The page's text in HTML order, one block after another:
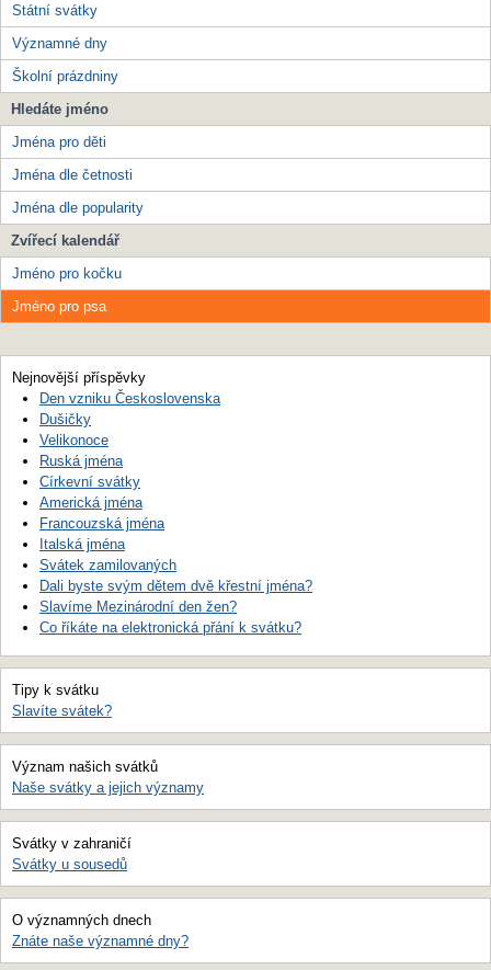
Státní svátky
Významné dny
Školní prázdniny
Hledáte jméno
Jména pro děti
Jména dle četnosti
Jména dle popularity
Zvířecí kalendář
Jméno pro kočku
Jméno pro psa
Nejnovější příspěvky
Den vzniku Československa
Dušičky
Velikonoce
Ruská jména
Církevní svátky
Americká jména
Francouzská jména
Italská jména
Svátek zamilovaných
Dali byste svým dětem dvě křestní jména?
Slavíme Mezinárodní den žen?
Co říkáte na elektronická přání k svátku?
Tipy k svátku
Slavíte svátek?
Význam našich svátků
Naše svátky a jejich významy
Svátky v zahraničí
Svátky u sousedů
O významných dnech
Znáte naše významné dny?